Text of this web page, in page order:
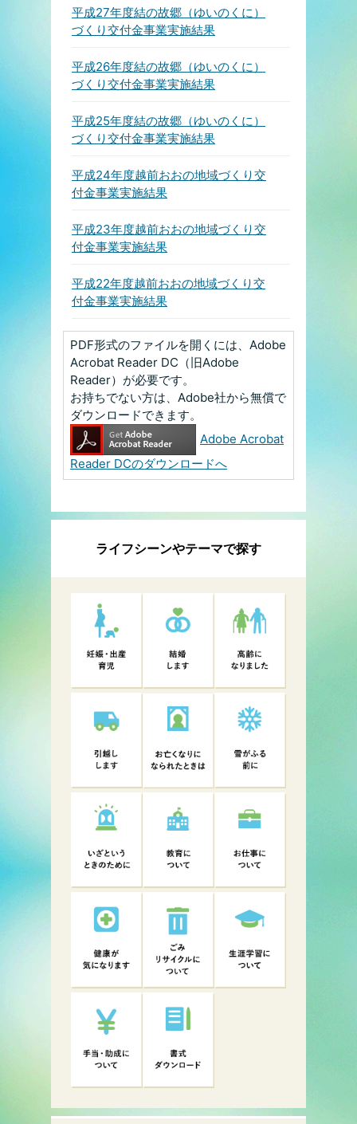
平成27年度結の故郷（ゆいのくに）
づくり交付金事業実施結果
平成26年度結の故郷（ゆいのくに）
づくり交付金事業実施結果
平成25年度結の故郷（ゆいのくに）
づくり交付金事業実施結果
平成24年度越前おおの地域づくり交
付金事業実施結果
平成23年度越前おおの地域づくり交
付金事業実施結果
平成22年度越前おおの地域づくり交
付金事業実施結果
PDF形式のファイルを開くには、Adobe
Acrobat Reader DC（旧Adobe
Reader）が必要です。
お持ちでない方は、Adobe社から無償で
ダウンロードできます。
Adobe Acrobat
Reader DCのダウンロードへ
ライフシーンやテーマで探す